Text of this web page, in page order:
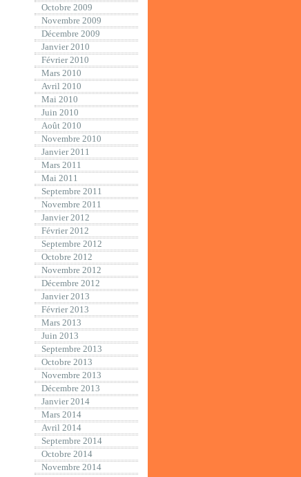
Octobre 2009
Novembre 2009
Décembre 2009
Janvier 2010
Février 2010
Mars 2010
Avril 2010
Mai 2010
Juin 2010
Août 2010
Novembre 2010
Janvier 2011
Mars 2011
Mai 2011
Septembre 2011
Novembre 2011
Janvier 2012
Février 2012
Septembre 2012
Octobre 2012
Novembre 2012
Décembre 2012
Janvier 2013
Février 2013
Mars 2013
Juin 2013
Septembre 2013
Octobre 2013
Novembre 2013
Décembre 2013
Janvier 2014
Mars 2014
Avril 2014
Septembre 2014
Octobre 2014
Novembre 2014